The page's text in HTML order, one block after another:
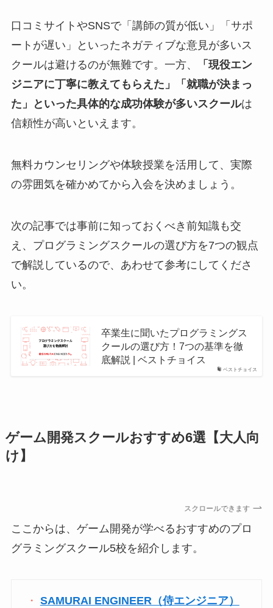
口コミサイトやSNSで「講師の質が低い」「サポ
ートが遅い」といったネガティブな意見が多いス
クールは避けるのが無難です。一方、
「 現役エン
ジニアに丁寧に教えてもらえた」「就職が決まっ
た」といった具体的な成功体験が多いスクールは
信頼性が高いといえます。
無料カウンセリングや体験授業を活用して、実際
の雰囲気を確かめてから入会を決めましょう。
次の記事では事前に知っておくべき前知識も交
え、プログラミングスクールの選び方を7つの観点
で解説しているので、あわせて参考にしてくださ
い。
ベストチョイス
卒業生に聞いたプログラミングス
クールの選び方！7つの基準を徹
底解説 | ベストチョイス
ゲーム開発スクールおすすめ6選【大人向
け】
スクロールできます
ここからは、ゲーム開発が学べるおすすめのプロ
グラミングスクール5校を紹介します。
SAMURAI ENGINEER（侍エンジニア）